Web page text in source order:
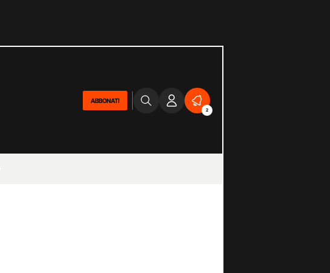
ABBONATI
2